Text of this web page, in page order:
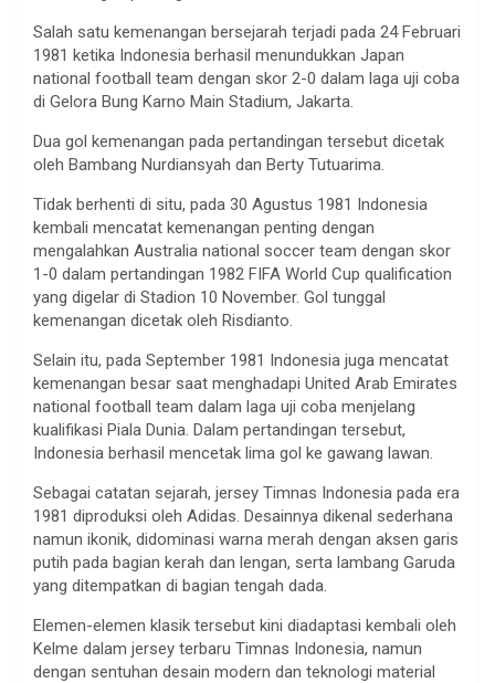
Salah satu kemenangan bersejarah terjadi pada 24 Februari
1981 ketika Indonesia berhasil menundukkan Japan
national football team dengan skor 2-0 dalam laga uji coba
di Gelora Bung Karno Main Stadium, Jakarta.
Dua gol kemenangan pada pertandingan tersebut dicetak
oleh Bambang Nurdiansyah dan Berty Tutuarima.
Tidak berhenti di situ, pada 30 Agustus 1981 Indonesia
kembali mencatat kemenangan penting dengan
mengalahkan Australia national soccer team dengan skor
1-0 dalam pertandingan 1982 FIFA World Cup qualification
yang digelar di Stadion 10 November. Gol tunggal
kemenangan dicetak oleh Risdianto.
Selain itu, pada September 1981 Indonesia juga mencatat
kemenangan besar saat menghadapi United Arab Emirates
national football team dalam laga uji coba menjelang
kualifikasi Piala Dunia. Dalam pertandingan tersebut,
Indonesia berhasil mencetak lima gol ke gawang lawan.
Sebagai catatan sejarah, jersey Timnas Indonesia pada era
1981 diproduksi oleh Adidas. Desainnya dikenal sederhana
namun ikonik, didominasi warna merah dengan aksen garis
putih pada bagian kerah dan lengan, serta lambang Garuda
yang ditempatkan di bagian tengah dada.
Elemen-elemen klasik tersebut kini diadaptasi kembali oleh
Kelme dalam jersey terbaru Timnas Indonesia, namun
dengan sentuhan desain modern dan teknologi material